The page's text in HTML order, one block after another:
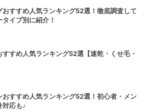
おすすめ人気ランキング52選！徹底調査して
イプ別に紹介！
すすめ人気ランキング52選【速乾・くせ毛・
おすすめ人気ランキング52選！初心者・メン
対応も♪